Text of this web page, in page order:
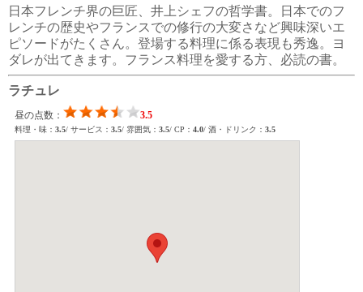
日本フレンチ界の巨匠、井上シェフの哲学書。日本でのフ
レンチの歴史やフランスでの修行の大変さなど興味深いエ
ピソードがたくさん。登場する料理に係る表現も秀逸。ヨ
ダレが出てきます。フランス料理を愛する方、必読の書。
ラチュレ